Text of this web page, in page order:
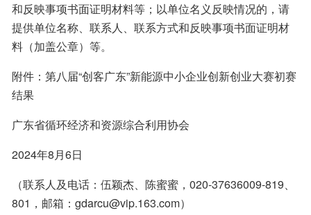
和反映事项书面证明材料等；以单位名义反映情况的，请
提供单位名称、联系人、联系方式和反映事项书面证明材
料（加盖公章）等。
附件：第八届“创客广东”新能源中小企业创新创业大赛初赛
结果
广东省循环经济和资源综合利用协会
2024年8月6日
（联系人及电话：伍颖杰、陈蜜蜜，020-37636009-819、
801，邮箱：gdarcu@vip.163.com）